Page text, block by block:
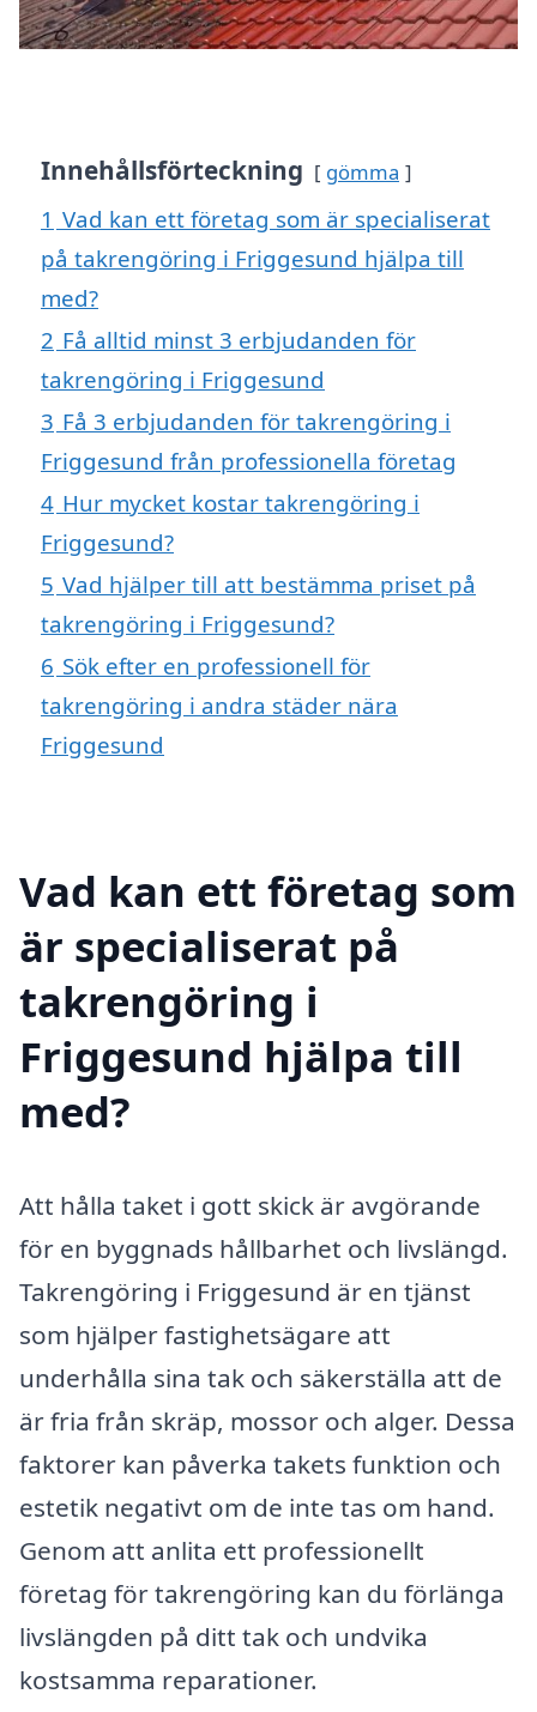
Innehållsförteckning gömma
1 Vad kan ett företag som är specialiserat
på takrengöring i Friggesund hjälpa till
med?
2 Få alltid minst 3 erbjudanden för
takrengöring i Friggesund
3 Få 3 erbjudanden för takrengöring i
Friggesund från professionella företag
4 Hur mycket kostar takrengöring i
Friggesund?
5 Vad hjälper till att bestämma priset på
takrengöring i Friggesund?
6 Sök efter en professionell för
takrengöring i andra städer nära
Friggesund
Vad kan ett företag som
är specialiserat på
takrengöring i
Friggesund hjälpa till
med?
Att hålla taket i gott skick är avgörande
för en byggnads hållbarhet och livslängd.
Takrengöring i Friggesund är en tjänst
som hjälper fastighetsägare att
underhålla sina tak och säkerställa att de
är fria från skräp, mossor och alger. Dessa
faktorer kan påverka takets funktion och
estetik negativt om de inte tas om hand.
Genom att anlita ett professionellt
företag för takrengöring kan du förlänga
livslängden på ditt tak och undvika
kostsamma reparationer.